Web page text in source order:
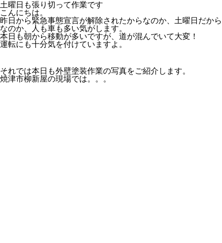
土曜日も張り切って作業です
こんにちは。
昨日から緊急事態宣言が解除されたからなのか、土曜日だから
なのか、人も車も多い気がします。
本日も朝から移動が多いですが、道が混んでいて大変！
運転にも十分気を付けていますよ。
それでは本日も外壁塗装作業の写真をご紹介します。
焼津市柳新屋の現場では。。。